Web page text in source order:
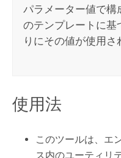
パラメーター値で構
のテンプレートに基
りにその値が使用さ
使用法
このツールは、エ
ス内のユーティリ